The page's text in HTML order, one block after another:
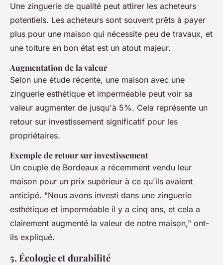
Une zinguerie de qualité peut attirer les acheteurs
potentiels. Les acheteurs sont souvent prêts à payer
plus pour une maison qui nécessite peu de travaux, et
une toiture en bon état est un atout majeur.
Augmentation de la valeur
Selon une étude récente, une maison avec une
zinguerie esthétique et imperméable peut voir sa
valeur augmenter de jusqu'à 5%. Cela représente un
retour sur investissement significatif pour les
propriétaires.
Exemple de retour sur investissement
Un couple de Bordeaux a récemment vendu leur
maison pour un prix supérieur à ce qu'ils avaient
anticipé. "Nous avons investi dans une zinguerie
esthétique et imperméable il y a cinq ans, et cela a
clairement augmenté la valeur de notre maison," ont-
ils expliqué.
5. Écologie et durabilité